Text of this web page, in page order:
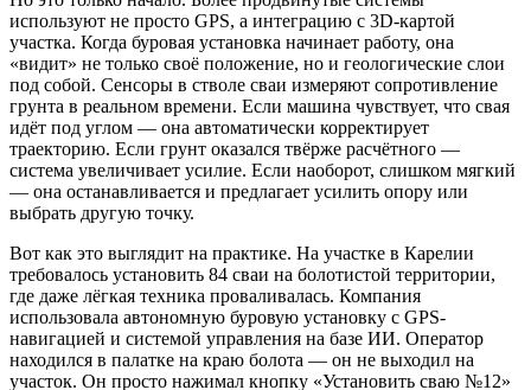
используют не просто GPS, а интеграцию с 3D-картой
участка. Когда буровая установка начинает работу, она
«видит» не только своё положение, но и геологические слои
под собой. Сенсоры в стволе сваи измеряют сопротивление
грунта в реальном времени. Если машина чувствует, что свая
идёт под углом — она автоматически корректирует
траекторию. Если грунт оказался твёрже расчётного —
система увеличивает усилие. Если наоборот, слишком мягкий
— она останавливается и предлагает усилить опору или
выбрать другую точку.
Вот как это выглядит на практике. На участке в Карелии
требовалось установить 84 сваи на болотистой территории,
где даже лёгкая техника проваливалась. Компания
использовала автономную буровую установку с GPS-
навигацией и системой управления на базе ИИ. Оператор
находился в палатке на краю болота — он не выходил на
участок. Он просто нажимал кнопку «Установить сваю №12»